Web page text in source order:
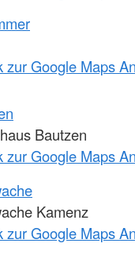
zur Google Maps
Bautzen
zur Google Maps
Kamenz
zur Google Maps